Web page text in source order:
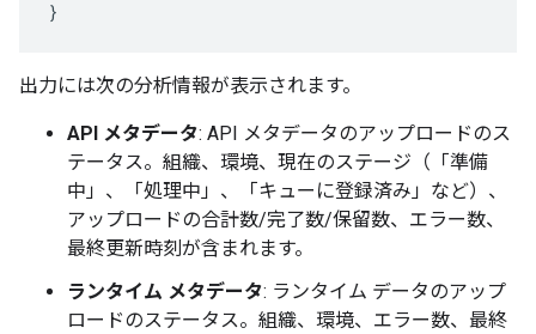
出力には次の分析情報が表示されます。
API メタデータ: API メタデータのアップロードのス
テータス。組織、環境、現在のステージ（「準備
中」、「処理中」、「キューに登録済み」など）、
アップロードの合計数/完了数/保留数、エラー数、
最終更新時刻が含まれます。
ランタイム メタデータ: ランタイム データのアップ
ロードのステータス。組織、環境、エラー数、最終